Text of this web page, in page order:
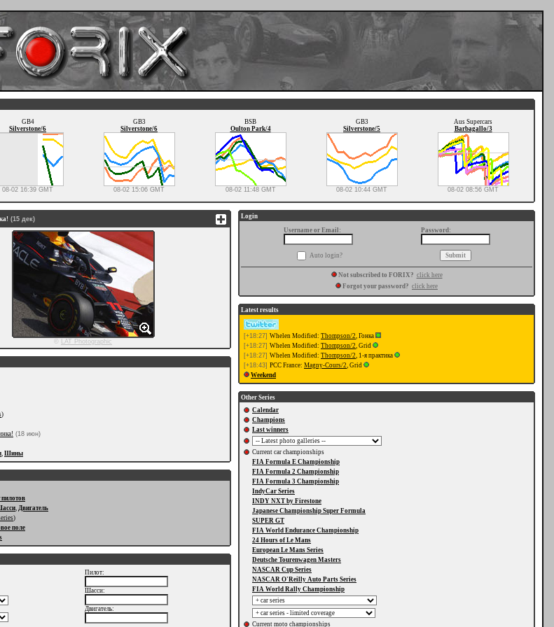
GB4
Silverstone/6
08-02 16:39 GMT
GB3
Silverstone/6
08-02 15:06 GMT
BSB
Oulton Park/4
08-02 11:48 GMT
GB3
Silverstone/5
08-02 10:44 GMT
Aus Supercars
Barbagallo/3
08-02 08:56 GMT
(15 дек)
© LAT Photographic
)
(18 июн)
, Шины
, Двигатель
)
поле
Пилот:
Шасси:
Двигатель:
Login
Username or Email:
Password:
Auto login?
Not subscribed to FORIX? click here
Forgot your password? click here
Latest results
[+18:27] Whelen Modified: Thompson/2, Гонка
[+18:27] Whelen Modified: Thompson/2, Grid
[+18:27] Whelen Modified: Thompson/2, 1-я практика
[+18:43] PCC France: Magny-Cours/2, Grid
Weekend
Other Series
Calendar
Champions
Last winners
Current car championships
FIA Formula E Championship
FIA Formula 2 Championship
FIA Formula 3 Championship
IndyCar Series
INDY NXT by Firestone
Japanese Championship Super Formula
SUPER GT
FIA World Endurance Championship
24 Hours of Le Mans
European Le Mans Series
Deutsche Tourenwagen Masters
NASCAR Cup Series
NASCAR O'Reilly Auto Parts Series
FIA World Rally Championship
Current moto championships